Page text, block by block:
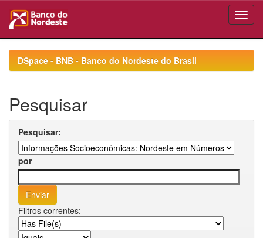
navigationDSpace - BNB - Banco do Nordeste do Brasil
Pesquisar
Pesquisar:
por
Filtros correntes: